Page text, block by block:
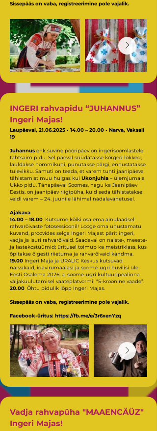
Sissepääs on vaba, registreerimine pole vajalik.
INGERI rahvapidu “JUHANNUS”
Ingeri Majas!
Laupäeval, 21.06.2025 • 14.00 – 20.00 • Narva, Vaksali
19
Juhannus ehk suvine pööripäev on ingerisoomlastele
tähtsaim pidu. Sel päeval süüdatakse kõrged lõkked,
lauldakse hommikuni, punutakse pärgi, ennustatakse
tulevikku. Samuti on teada, et varem tunti jaanipäeva
tähistamist muu hulgas kui Ukonjuhla – ülemjumala
Ukko pidu. Tänapäeval Soomes, nagu ka Jaanipäev
Eestis, on jaanipäev riigipüha, kuid seda tähistatakse
veidi varem – 24. juunile lähimal nädalavahetusel.
Ajakava
14.00 – 18.00 Kutsume kõiki osalema ainulaadsel
rahvarõivaste fotosessioonil! Looge oma unustamatu
kuvand, proovides selga Ingeri Majast pärit ingeri,
vadja ja isuri rahvarõivaid. Saadaval on naiste-, meeste-
ja lastekostüümid; üritusel toimub ka meistriklass, kus
õpitakse õigesti riietuma ja rahvarõivaid kandma.
19.00 Ingeri Maja ja URALIC Keskus kutsuvad
narvakaid, idavirumaalasi ja soome-ugri huvilisi üle
Eesti Osalema 2026. a. soome-ugri kultuuripealinna
väljakuulutamisel vaateplatvormil “5-kroonine vaade”.
20.00 Õhtu pidulik lõpp Ingeri Majas.
Sissepääs on vaba, registreerimine pole vajalik.
Facebook-üritus: https://fb.me/e/3r6xenYzq
Vadja rahvapüha "MAAENCÄÜZ"
Ingeri Majas!